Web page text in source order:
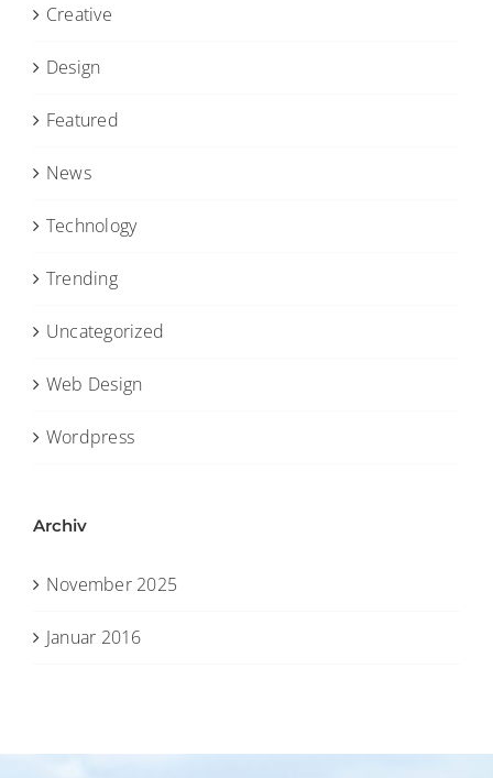
Creative
Design
Featured
News
Technology
Trending
Uncategorized
Web Design
Wordpress
Archiv
November 2025
Januar 2016